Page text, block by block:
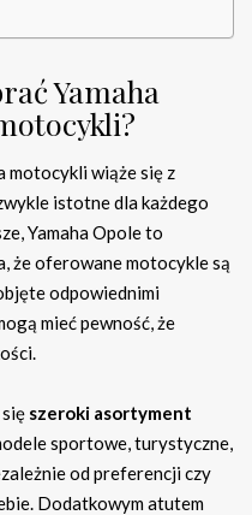
Yamaha
motocykli wiąże się z
istotne dla każdego
Yamaha Opole to
że oferowane motocykle są
odpowiednimi
mieć pewność, że
szeroki asortyment
sportowe, turystyczne,
od preferencji czy
Dodatkowym atutem